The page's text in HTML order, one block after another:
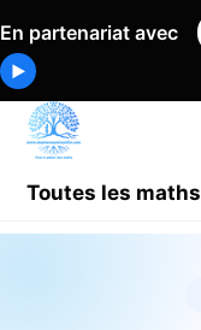
En partenariat avec
▶
Toutes les maths